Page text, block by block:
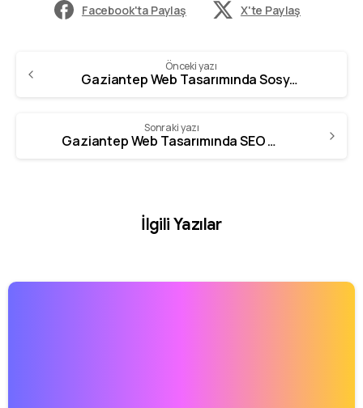
Facebook'ta Paylaş X'te Paylaş
Önceki yazı
Gaziantep Web Tasarımında Sosyal Medya Entegrasyonu
Sonraki yazı
Gaziantep Web Tasarımında SEO Araçları
İlgili Yazılar